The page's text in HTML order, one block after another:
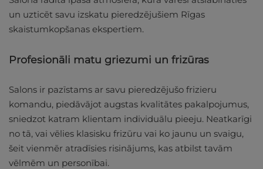
un uzticēt savu izskatu pieredzējušiem Rīgas
skaistumkopšanas ekspertiem.
Profesionāli matu griezumi un frizūras
Salons ir pazīstams ar savu pieredzējušo frizieru
komandu, piedāvājot augstas kvalitātes pakalpojumus,
sniedzot katram klientam individuālu pieeju. Neatkarīgi
no tā, vai vēlies klasisku frizūru vai ko jaunu un svaigu,
šeit vienmēr atradīsies risinājums, kas atbilst tavām
vēlmēm un personībai.